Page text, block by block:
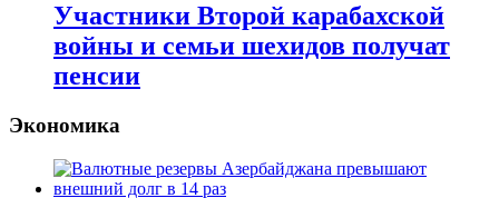
Участники Второй карабахской
войны и семьи шехидов получат
пенсии
Экономика